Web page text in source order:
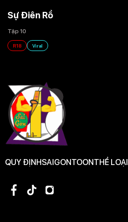
Sự Điên Rồ
Tập 10
R18 Viral
QUY ĐỊNHSAIGONTOONTHỂ LOẠI